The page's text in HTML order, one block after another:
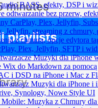
BASS, efekty, DSP i
odtwarzanie bez przerw,
CarPlay, Plex, Jellyfin,
Jellyfin, streaming z chmury,
z chmurą, opcje edytora
Plex, Jellyfin, SFTP i
Muzyki dla iPhone
do Markdown za
i DSD na iPhone i Mac z
Muzyki dla iPhone i
Synology, Nowe Style UI
Mobile: Muzyka z Chmury